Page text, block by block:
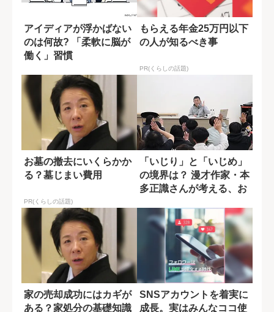
アイディアが浮かばない
のは何故? 「柔軟に脳が
働く」習慣
もらえる年金25万円以下
の人が知るべき事
PR(くらしの話題)
お墓の撤去にいくらかか
る？墓じまい費用
PR(くらしの話題)
「いじり」と「いじめ」
の境界は？ 漫才作家・本
多正識さんが考える、お
家の売却成功にはカギが
ある？家処分の基礎知識
SNSアカウントを着実に
成長。実はみんなココ使